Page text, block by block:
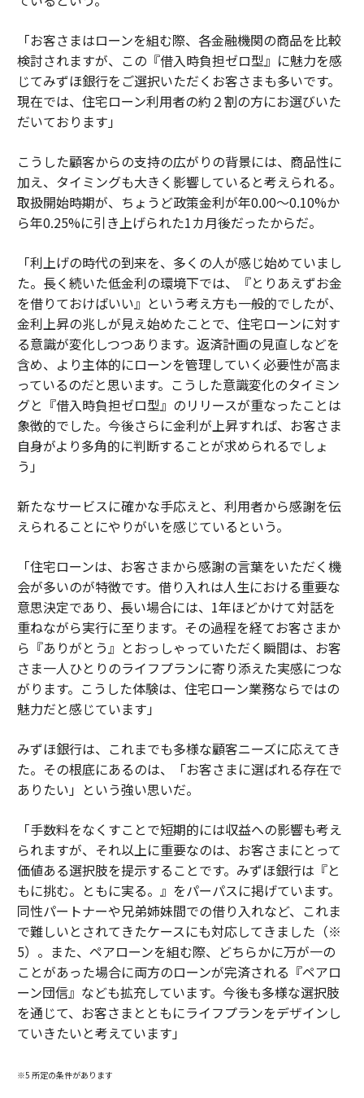
「お客さまはローンを組む際、各金融機関の商品を比較
検討されますが、この『借入時負担ゼロ型』に魅力を感
じてみずほ銀行をご選択いただくお客さまも多いです。
現在では、住宅ローン利用者の約２割の方にお選びいた
だいております」
こうした顧客からの支持の広がりの背景には、商品性に
加え、タイミングも大きく影響していると考えられる。
取扱開始時期が、ちょうど政策金利が年0.00〜0.10%か
ら年0.25%に引き上げられた1カ月後だったからだ。
「利上げの時代の到来を、多くの人が感じ始めていまし
た。長く続いた低金利の環境下では、『とりあえずお金
を借りておけばいい』という考え方も一般的でしたが、
金利上昇の兆しが見え始めたことで、住宅ローンに対す
る意識が変化しつつあります。返済計画の見直しなどを
含め、より主体的にローンを管理していく必要性が高ま
っているのだと思います。こうした意識変化のタイミン
グと『借入時負担ゼロ型』のリリースが重なったことは
象徴的でした。今後さらに金利が上昇すれば、お客さま
自身がより多角的に判断することが求められるでしょ
う」
新たなサービスに確かな手応えと、利用者から感謝を伝
えられることにやりがいを感じているという。
「住宅ローンは、お客さまから感謝の言葉をいただく機
会が多いのが特徴です。借り入れは人生における重要な
意思決定であり、長い場合には、1年ほどかけて対話を
重ねながら実行に至ります。その過程を経てお客さまか
ら『ありがとう』とおっしゃっていただく瞬間は、お客
さま一人ひとりのライフプランに寄り添えた実感につな
がります。こうした体験は、住宅ローン業務ならではの
魅力だと感じています」
みずほ銀行は、これまでも多様な顧客ニーズに応えてき
た。その根底にあるのは、「お客さまに選ばれる存在で
ありたい」という強い思いだ。
「手数料をなくすことで短期的には収益への影響も考え
られますが、それ以上に重要なのは、お客さまにとって
価値ある選択肢を提示することです。みずほ銀行は『と
もに挑む。ともに実る。』をパーパスに掲げています。
同性パートナーや兄弟姉妹間での借り入れなど、これま
で難しいとされてきたケースにも対応してきました（※
5）。また、ペアローンを組む際、どちらかに万が一の
ことがあった場合に両方のローンが完済される『ペアロ
ーン団信』なども拡充しています。今後も多様な選択肢
を通じて、お客さまとともにライフプランをデザインし
ていきたいと考えています」
※5 所定の条件があります